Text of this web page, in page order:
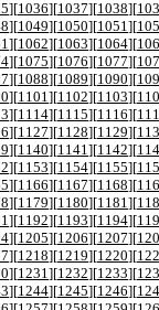
][1036][1037][1038][
][1049][1050][1051 ][
][1062][1063][1064][
][1075][1076][1077][
][1088][1089][1090][
][1101 ][1102][1103][
][1114][1115][1116][
][1127][1128][1129][
][1140][1141 ][1142][
][1153][1154][1155][
][1166][1167][1168][
][1179][1180][1181 ][
][1192][1193][1194][
][1205][1206][1207][
][1218][1219][1220][
][1231 ][1232][1233][
][1244][1245][1246][